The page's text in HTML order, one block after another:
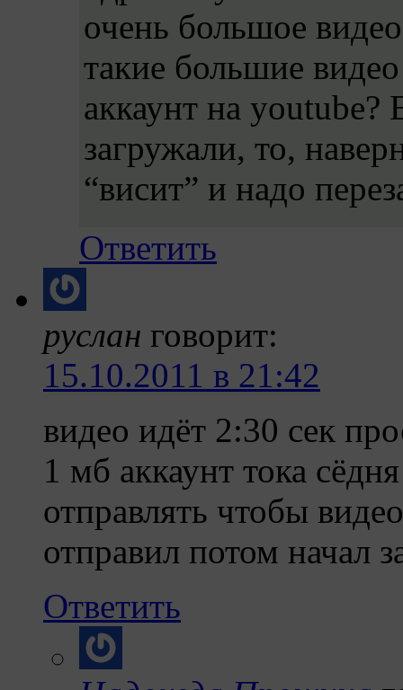
очень большое
такие большие
аккаунт на
загружали, то,
“висит” и надо
Ответить
руслан говорит:
15.10.2011 в 21:42
видео идёт 2:30 сек
1 мб аккаунт тока
отправлять чтобы
отправил потом начал
Ответить